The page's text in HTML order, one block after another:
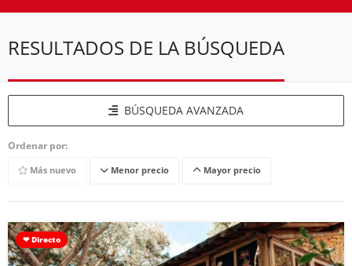
RESULTADOS DE LA BÚSQUEDA
BÚSQUEDA AVANZADA
Ordenar por:
Más nuevo Menor precio Mayor precio
❤ Directo